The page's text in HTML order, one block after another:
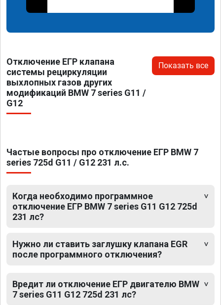
Отключение ЕГР клапана
системы рециркуляции
выхлопных газов других
модификаций BMW 7 series G11 /
G12
Показать все
Частые вопросы про отключение ЕГР BMW 7
series 725d G11 / G12 231 л.с.
Когда необходимо программное
отключение ЕГР BMW 7 series G11 G12 725d
231 лс?
Нужно ли ставить заглушку клапана EGR
после программного отключения?
Вредит ли отключение ЕГР двигателю BMW
7 series G11 G12 725d 231 лс?